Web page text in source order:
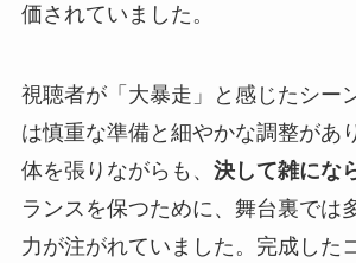
価されていました。
視聴者が「大暴走」と感じたシー
は慎重な準備と細やかな調整があ
体を張りながらも、 決して雑にな
ランスを保つために、舞台裏では
力が注がれていました。完成した